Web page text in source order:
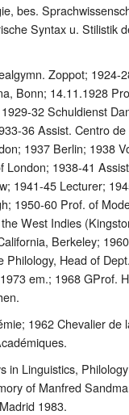
bes.
Syntax u. Stilistik
Zoppot; 1924-
Bonn; 14.11.1928
32 Schuldienst
36 Assist. Centro
1937 Berlin; 1938
London; 1938-41
1941-45 Lecturer;
1950-60 Prof. of
West Indies
Berkeley;
Philology, Head of
em.; 1968 GProf.
1962 Chevalier de
in Linguistics,
of Manfred
1983.